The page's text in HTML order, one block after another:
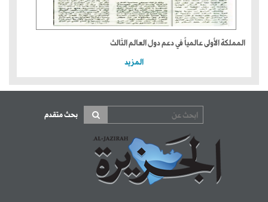
المملكة الأولى عالمياً في دعم دول العالم الثالث
المزيد
بحث متقدم